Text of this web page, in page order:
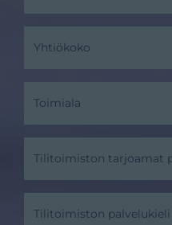
Yhtiökoko
Toimiala
Tilitoimiston tarjoamat
Tilitoimiston palvelukieli